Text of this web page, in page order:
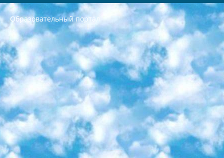
Образовательный портал
РЕСПУБЛИКА УЗБЕКИСТАН МИНИСТРЕРСТВО ДОШКОЛЬНОГО И ШКОЛЬНОГО ОБРАЗОВАНИЯ КОМАНДА в общеобразовательных учреждениях в 2023-2024 учебном году организация и проведение итоговой государственной аттестации обучающихся о Министра дошкольного и школьного образования Республики Узбекистан от 4 марта 2008 года (постановлением Минюста от 20 марта 2008 года № 1778 государственной регистрации) «Итоговое состояние учащихся общего среднего образования на основании положения об утверждении положения об аттестации общего среднего образования выпускной экзамен студентов в образовательных учреждениях в 2023-2024 учебном году В целях организации и прохождения аттестации приказываю: 1. Следующее: перечень предметов, по которым будет проводиться итоговая государственная аттестация и экзамен формы перевода согласно приложению 1; сертификаты международного образца, оценивающие уровень владения иностранными языками перечень согласно приложению 2; 2. Педагогический при специализированных образовательных учреждениях. научно-практический центр квалификации и международной оценки (Д.Давидова) 2024 г. До 25 марта: задания по предметам, по которым будет проводиться итоговая аттестация разработка и утверждение технических условий; итоговая аттестация на основании разработанного предметного задания разработка вопросов по предметам (устно и письменно), экзамен передача; общеобразовательные средние школы и специальные учебные заведения учащиеся выпускных классов школ и интернатов в агентской системе подготовка базы данных экзаменационных материалов и критериев оценки; перевод базы экзаменационных материалов на все языки обучения подать в Республиканский образовательный центр для изготовления; варианты экзаменов на основе разработанных контрольных материалов пусть будут поставлены задачи формирования. 3. Республиканский образовательный центр (Ш.Худайкулов) до 5 апреля 2024 года. до: база данных предоставленных экзаменационных материалов на все языки обучения перевод и экспертиза; для слепых, слабовидящих, глухих, слабослышащих и умственно отсталых детей учащиеся выпускных классов специализированных школ и школ-интернатов база данных экзаменационных материалов на всех преподаваемых языках подготовка критериев оценки; специализированные школы для умственно отсталых детей и технологии для учащихся выпускных классов школ-интернатов разработка соответствующих рекомендаций и критериев проведения ЕГЭ по естествознанию давать задания. 4. Педагогический при специализированных образовательных учреждениях. Научно-практический центр навыков и международной оценки (Д.Давидова), Республика образовательный центр (Худайкулов Ш.) итоговый государственный аттестационный экзамен ориентирован на творческое и логическое мышление при подготовке базы материалов учитывать введение заданий. 5. Следует отметить, что: сертификат государственного образца о знании общеобразовательного предмета и как минимум национальный уровень B1 по предметам на иностранных языках, указанным в Приложении 2. или международно признанный сертификат эквивалентного уровня студенты, изучающие определенный предмет, освобождаются от экзамена; по соответствующим предметам запланирована итоговая государственная аттестация за день до дня, путем жеребьевки Рабочей группой (в письменной форме по предметам, проводимым в форме) из числа сформированных вариантов выбрано 2 варианта; 2 выбранных варианта экзамена анонсированы на официальном сайте министерства и все выпускники по всей стране на основе этих вариантов проводит итоговую государственную аттестацию. 6. Государственное образование учащихся средних общеобразовательных учреждений. знания в соответствии с квалификационными требованиями, которые необходимо приобрести на основании стандартов итоговый (выпускной) контроль для 9 и 11 классов в целях тестирования Экзамены (далее – экзамены) состоят из предметов, перечисленных в приложении 1. будет сделано. 7. Экзамены пройдут с 26 мая по 15 июня 2024 г. (кроме науки физического воспитания). 8. Физическая для учащихся 9 классов общесредних образовательных учреждений. Экзамены по предмету «Образование, квалификация медицина» 1-6 мая 2024 года. сотрудники перевести под присмотр (с отклонениями в физическом или умственном развитии) специализированная школа для детей, школы-интернаты и со сколиозом школы-интернаты санаторного типа для больных детей исключены). 9. Он был слепым, слабовидящим и имел нарушения опорно-двигательного аппарата. экзамены в специализированных школах и интернатах для детей должны проводиться исходя из требований, предъявляемых к общеобразовательным учреждениям (физкультура кроме науки). 10. Специализированная школа для глухих и слабослышащих детей. и экзамены в интернатах и быть реализован в виде письменного теста по математике. 11. Специальность для умственно отсталых детей. Для 9 класса Родной язык и литературное письмо Государственный язык (язык обучения – узбекский). для неклассов) написано Математическое письмо Письменная/устная история Узбекистана Физическое воспитание практично Итоговый контроль Для 11 класса Написание родного языка и литературы (эссе) Математическое письмо Узбекский язык (обучение на узбекском языке) не посещающее общее среднее образование для учреждений)/Образовательное учреждение выбор письменный и устный Иностранный язык письменный/устный Письменная/устная история Узбекистана *По выбору студента:  Химия  Физика  Основы государственного права  География 10 бесплатных образовательных ресурсов - Мы составили подборку онлайн-проектов с интерактивными упражнениями, видеолекциями и статьями. Они помогут вам обрести новые и освежить старые знания бесплатно. 1. «ИНТУИТ» Старейшая образовательная площадка Рунета. Здесь вы найдёте сотни текстовых и видеокурсов на десятки различных тем — от программирования до психологии. Многие курсы подготовлены российскими университетами и крупными международными компаниями вроде Intel и Microsoft. Самостоятельное обучение бесплатное, но желающие могут оплатить услуги персональных наставников. 2. «Смартия» знакомит с актуальными профессиями и подсказывает, как им обучаться. Выбрав заинтересовавшую вас специальность — SMM-специалист, фотограф, веб-дизайнер или другую, — увидите список необходимых для неё умений. Чтобы вы могли освоить их самостоятельно, для каждого умения площадка отображает подборку ссылок на учебные материалы. Хотя «Смартия» ориентируется на русскоязычную аудиторию, часть контента всё же доступна только на английском. 3. «Лекторий Физтеха» Проект Московского физико-технического института (Физтеха). С его помощью вы можете смотреть онлайн серии лекций, записанные на видео в этом вузе. В числе доступных предметов — физика, биология, химия, информационные технологии и другие. К некоторым лекциям администрация ресурса прилагает готовые конспекты, которые можно скачивать в PDF-формате. 4. ITMOcourses Онлайн-площадка Санкт-Петербургского национального исследовательского университета информационных технологий, механики и оптики (ИТМО). Ресурс предоставляет свободный доступ к курсам, разработанным в этом вузе. Каталог материалов разбит на четыре категории: «Оптические системы и технологии», «Приборостроение и робототехника», «Информационные технологии» и «Биотехнологии». Курсы состоят из видеолекций, интерактивных демонстраций и заданий. 5. «КиберЛенинка» Электронная научная библиотека открытого доступа. Каталог площадки регулярно обрастает текстами статей из различных научных изданий. Сгруппированные по журналам и рубрикам публикации можно читать онлайн или скачивать целиком в PDF-формате. Проект нацелен на популяризацию науки за счёт открытого доступа к качественной информации. 6. «ПостНаука» На этом ресурсе публикуют подборки видеолекций, составленные экспертами из разных отраслей и объединённые общими темами. Среди них, к примеру, есть серии «Биоинформатика и геномика», «Культура средневековой Скандинавии» и Cinema Studies о теории кино. Каждая подборка лекций — логически связанная история, рассказанная экспертом от первого лица. Кроме того, на сайте появляются научно-образовательные статьи и тесты на разные темы. 7. «Newочём» Команда проекта «Newочём» отбирает самые интересные тексты из англоязычных СМИ и переводит те из них, за которые голосуют участники сообщества «ВКонтакте». По большей части это научно-популярные статьи. Редакторы придумывают лишь заголовки, в остальном содержание переводов соответствует оригиналам. Полные тексты можно читать прямо в социальной сети. 8. InternetUrok Онлайн-база материалов по основным дисциплинам школьной программы. Информация на сайте структурирована по классам, предметам и темам (урокам). Каждый урок состоит из видеолекций и конспектов. Есть также интерактивные тренажёры и тесты для закрепления пройденного материала. Даже если вы давно окончили школу, возможность повторить программу старших классов всегда может пригодиться. 9. Edutainme Ещё один ресурс об образовании. В отличие от Newtonew, как мне кажется, Edutainme больше ориентируется на представителей индустрии: педагогов, предпринимателей, разработчиков образовательных проектов. Но и любой, кто просто стремится к саморазвитию, найдёт на сайте много полезного и интересного для себя. Например, информацию о новых курсах и образовательных сервисах. 10. Newtonew Онлайн-медиа об образовании и обучении в широком смысле. Авторы Newtonew пишут об инструментах, заведениях, тактиках и стратегиях, которые помогают учить других и получать новые знания самостоятельно. На этой площадке вы найдёте новости, обзоры, аналитические мат